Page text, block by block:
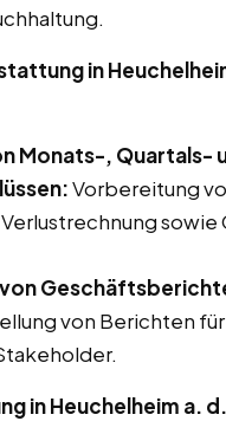
in
Monats-, Quartals-
Vorbereitung
sowie
von Berichten
in Heuchelheim a.